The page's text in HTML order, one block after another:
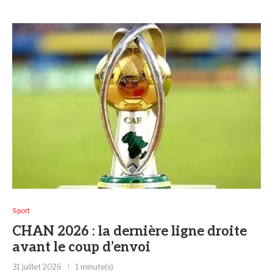
Sport
CHAN 2026 : la dernière ligne droite
avant le coup d’envoi
31 juillet 2026 1 minute(s)